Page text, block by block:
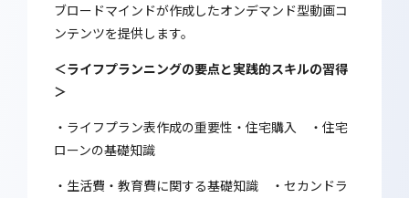
ブロードマインドが作成したオンデマンド型動画コ
ンテンツを提供します。
＜ライフプランニングの要点と実践的スキルの習得
＞
・ライフプラン表作成の重要性・住宅購入 ・住宅
ローンの基礎知識
・生活費・教育費に関する基礎知識 ・セカンドラ